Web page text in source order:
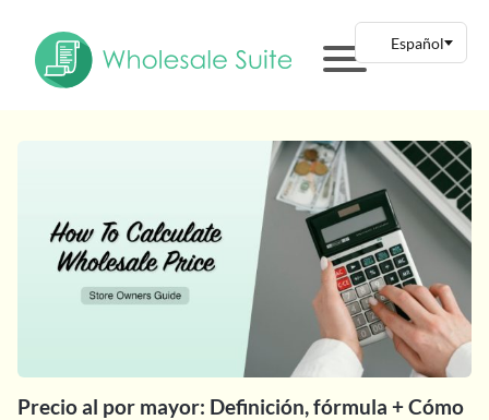
Precio al por mayor: Definición, fórmula + Cómo